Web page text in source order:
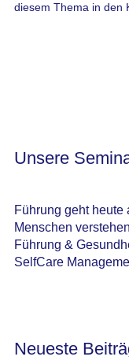
diesem Thema in den
Unsere
Führung geht heute
Menschen
Führung &
SelfCare
Neueste